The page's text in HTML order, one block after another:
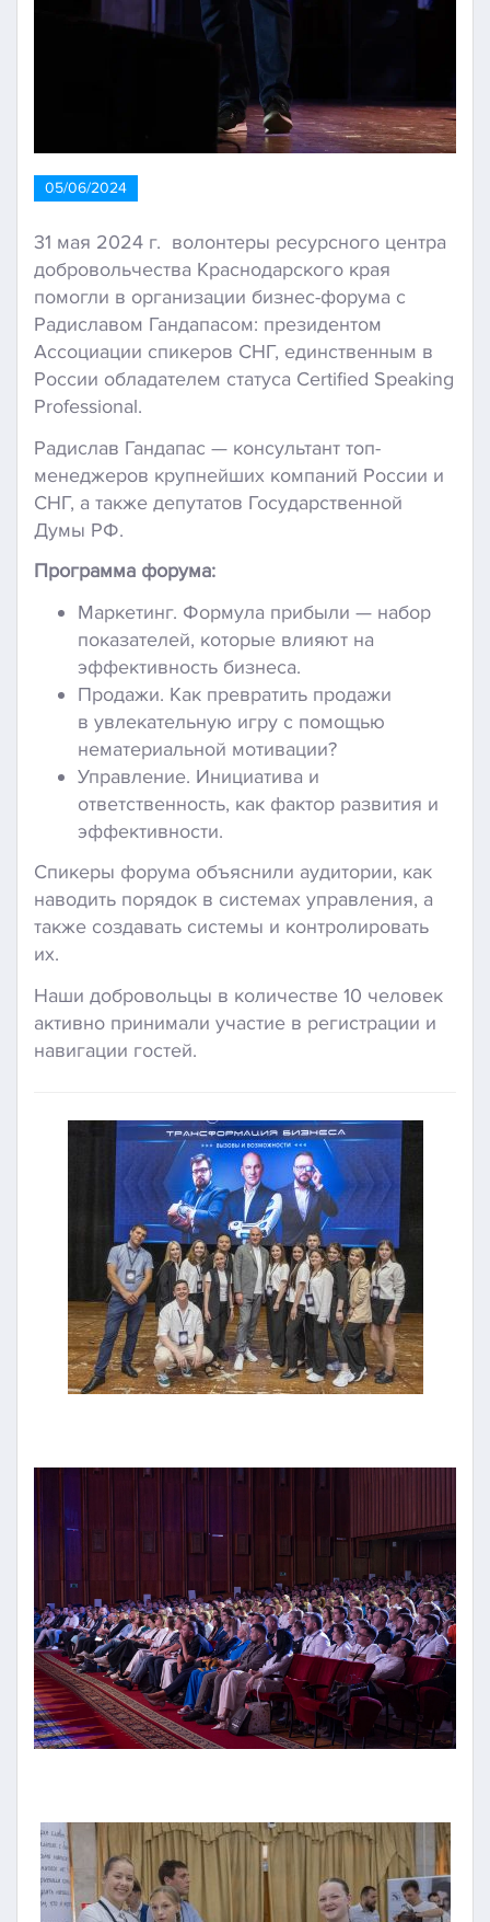
05/06/2024
31 мая 2024 г. волонтеры ресурсного центра
добровольчества Краснодарского края
помогли в организации бизнес-форума с
Радиславом Гандапасом: президентом
Ассоциации спикеров СНГ, единственным в
России обладателем статуса Certified Speaking
Professional.
Радислав Гандапас — консультант топ-
менеджеров крупнейших компаний России и
СНГ, а также депутатов Государственной
Думы РФ.
Программа форума:
Маркетинг. Формула прибыли — набор
показателей, которые влияют на
эффективность бизнеса.
Продажи. Как превратить продажи
в увлекательную игру с помощью
нематериальной мотивации?
Управление. Инициатива и
ответственность, как фактор развития и
эффективности.
Спикеры форума объяснили аудитории, как
наводить порядок в системах управления, а
также создавать системы и контролировать
их.
Наши добровольцы в количестве 10 человек
активно принимали участие в регистрации и
навигации гостей.